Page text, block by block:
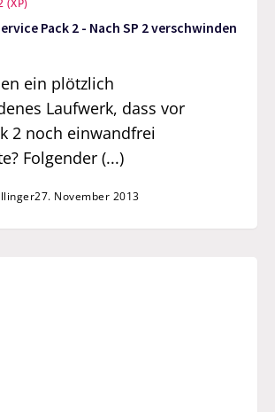
(XP)
Pack 2 - Nach SP 2 verschwinden
ein plötzlich
Laufwerk, dass vor
2 noch einwandfrei
Folgender (...)
27. November 2013